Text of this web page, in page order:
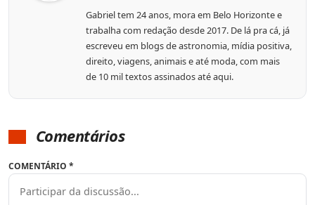
Gabriel tem 24 anos, mora em Belo Horizonte e
trabalha com redação desde 2017. De lá pra cá, já
escreveu em blogs de astronomia, mídia positiva,
direito, viagens, animais e até moda, com mais
de 10 mil textos assinados até aqui.
Comentários
COMENTÁRIO *